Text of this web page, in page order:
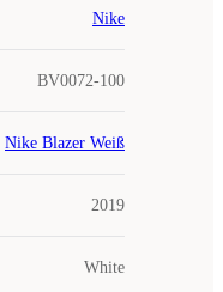
Nike
BV0072-100
Nike Blazer Weiß
2019
White